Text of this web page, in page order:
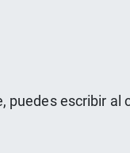
puedes escribir